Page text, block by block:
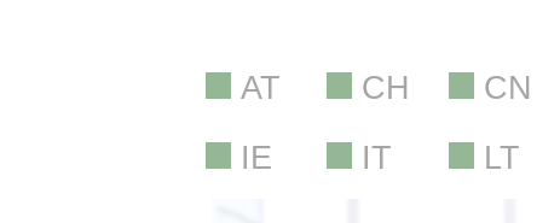
AT CH CN
IE
IT LT